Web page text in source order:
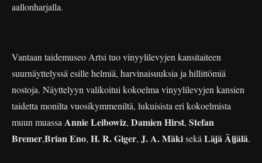
aallonharjalla.
Vantaan taidemuseo Artsi tuo vinyylilevyjen kansitaiteen
suurnäyttelyssä esille helmiä, harvinaisuuksia ja hillittömiä
nostoja. Näyttelyyn valikoitui kokoelma vinyylilevyjen kansien
taidetta monilta vuosikymmeniltä, lukuisista eri kokoelmista
muun muassa Annie Leibowiz, Damien Hirst, Stefan
Bremer,Brian Eno, H. R. Giger, J. A. Mäkisekä Läjä Äijälä.